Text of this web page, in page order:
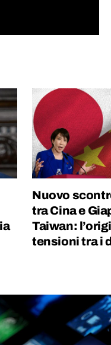
insegnato
Piero Angela e
Nuovo
tra Cina e
Taiwan:
tensioni tra i